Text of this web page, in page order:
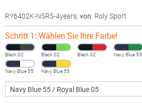
RY6402K-N5R5-4years, von: Roly Sport
Schritt 1: Wählen Sie Ihre Farbe!
Black 02 Black 02 Black 02 Navy Blue 55
Navy Blue 55 Navy Blue 55